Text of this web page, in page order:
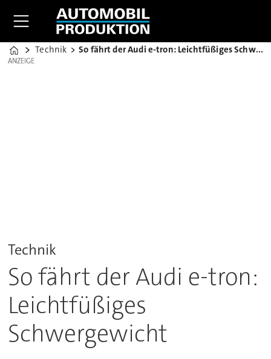
Home
Technik So fährt der Audi e-tron: Leichtfüßiges Schwergewicht
ANZEIGE
ANZEIGE
Technik
So fährt der Audi e-tron:
Leichtfüßiges
Schwergewicht